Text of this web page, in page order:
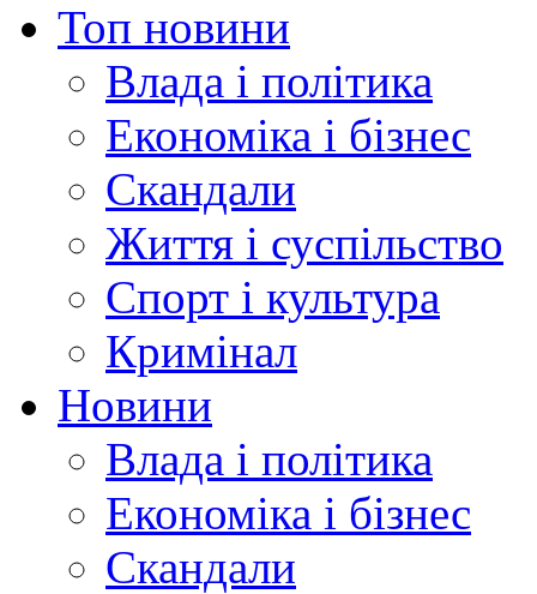
Топ новини
Влада і політика
Економіка і бізнес
Скандали
Життя і суспільство
Спорт і культура
Кримінал
Новини
Влада і політика
Економіка і бізнес
Скандали